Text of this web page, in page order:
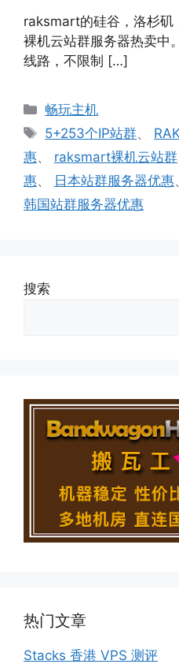
raksmart的硅谷，洛杉矶
裸机云站群服务器热卖中
线路，不限制 […]
分
类
畅玩主机
标
5+253个IP站群、
惠、 raksmart裸机云站群
惠、 日本站群服务器优惠
韩国站群服务器优惠
搜索
热门文章
Stacks 香港 VPS 测评